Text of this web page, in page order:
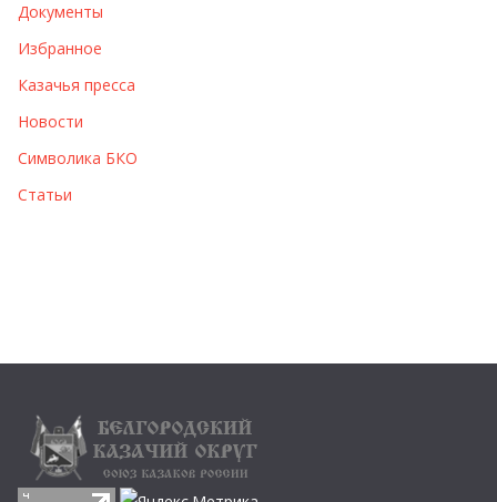
Документы
Избранное
Казачья пресса
Новости
Символика БКО
Статьи